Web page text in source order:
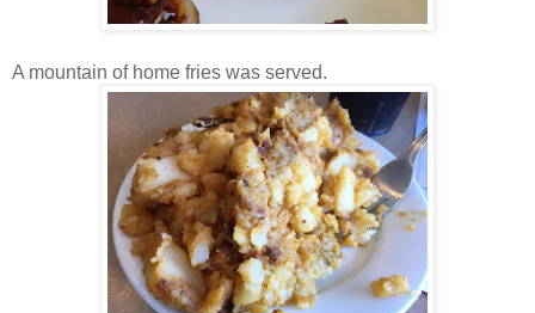
A mountain of home fries was served.